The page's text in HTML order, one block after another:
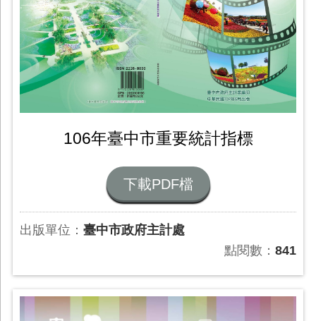
106年臺中市重要統計指標
下載PDF檔
出版單位： 臺中市政府主計處
點閱數：841